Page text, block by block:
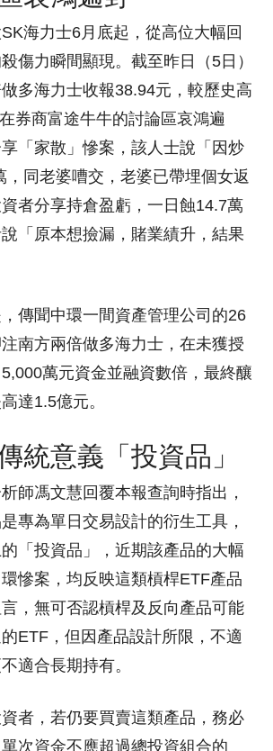
海力士6月底起，從高位大幅回
傷力瞬間顯現。截至昨日（5日）
多海力士收報38.94元，較歷史高
券商富途牛牛的討論區哀鴻遍
「家散」慘案，該人士說「因炒
，同老婆嘈交，老婆已帶埋個女返
者分享持倉盈虧，一日蝕14.7萬
「原本想撿漏，賭業績升，結果
傳聞中環一間資產管理公司的26
南方兩倍做多海力士，在未獲授
萬元資金並融資數倍，最終釀
達1.5億元。
統意義「投資品」
師馮文慧回覆本報查詢時指出，
專為單日交易設計的衍生工具，
「投資品」，近期該產品的大幅
慘案，均反映這類槓桿ETF產品
，無可否認槓桿及反向產品可能
ETF，但因產品設計所限，不適
適合長期持有。
者，若仍要買賣這類產品，務必
次資金不應超過總投資組合的